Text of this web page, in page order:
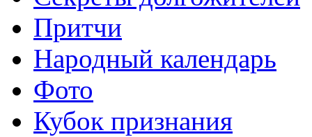
Притчи
Народный календарь
Фото
Кубок признания